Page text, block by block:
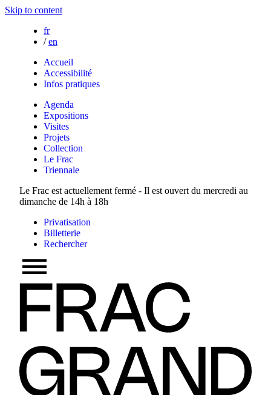
Skip to content
fr
/ en
Accueil
Accessibilité
Infos pratiques
Agenda
Expositions
Visites
Projets
Collection
Le Frac
Triennale
Le Frac est actuellement fermé - Il est ouvert du mercredi au
dimanche de 14h à 18h
Privatisation
Billetterie
Rechercher